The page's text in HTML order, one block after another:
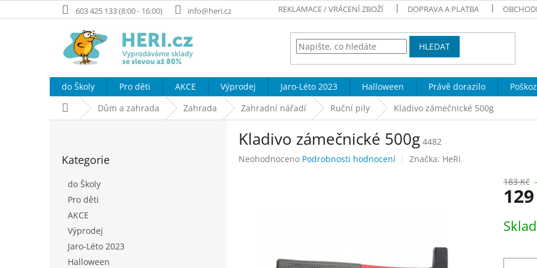
na
603 425 133 (8:00 - 16:00) info@heri.cz REKLAMACE / VRÁCENÍ ZBOŽÍ DOPRAVA A PLATBA
HLEDAT
do Školy Pro děti AKCE Výprodej Jaro-Léto 2023 Halloween Právě dorazilo
Domů Dům a zahrada Zahrada Zahradní nářadí Ruční pily Kladivo zámečnické 500g
kategorie
Kategorie
do Školy
Pro děti
AKCE
Výprodej
Jaro-Léto 2023
Halloween
Kladivo zámečnické 500g 4482
Průměrné
Neohodnoceno Podrobnosti hodnocení Značka: HeRi
183 Kč
cena: